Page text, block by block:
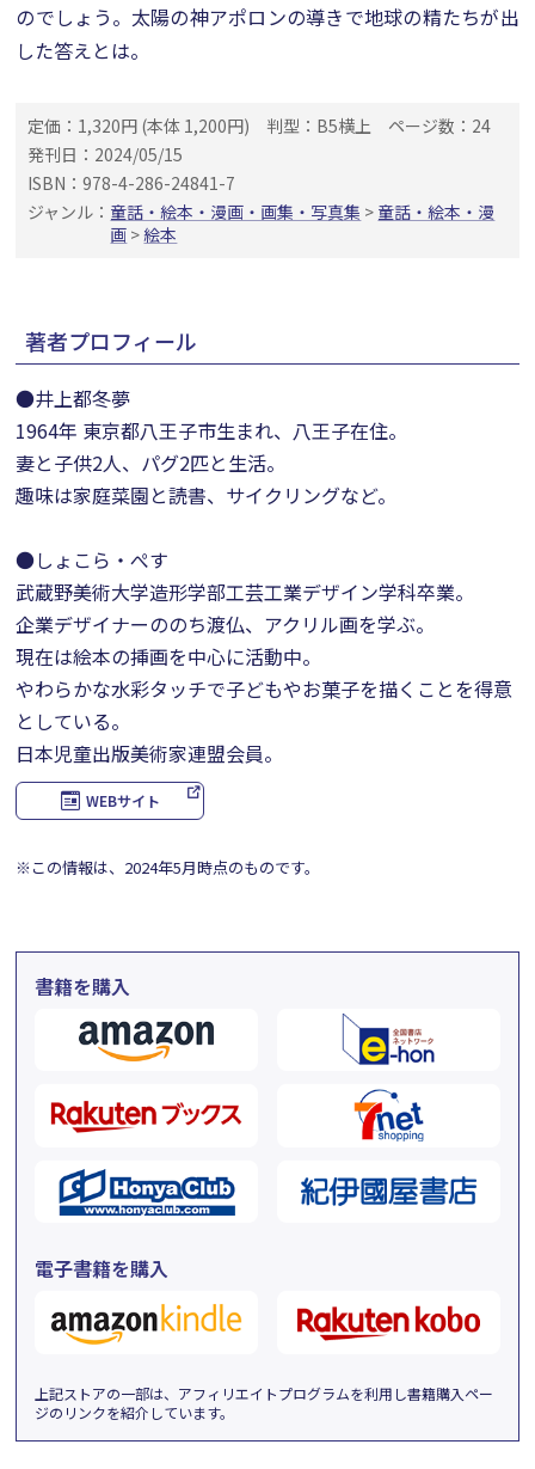
のでしょう。太陽の神アポロンの導きで地球の精たちが出
した答えとは。
定価：1,320円 (本体 1,200円) 判型：B5横上
ページ数：24
発刊日：2024/05/15
ISBN：978-4-286-24841-7
ジャンル： 童話・絵本・漫画・画集・写真集 > 童話・絵本・漫
画 >絵本
著者プロフィール
●井上都冬夢
1964年 東京都八王子市生まれ、八王子在住。
妻と子供2人、パグ2匹と生活。
趣味は家庭菜園と読書、サイクリングなど。
●しょこら・ぺす
武蔵野美術大学造形学部工芸工業デザイン学科卒業。
企業デザイナーののち渡仏、アクリル画を学ぶ。
現在は絵本の挿画を中心に活動中。
やわらかな水彩タッチで子どもやお菓子を描くことを得意
としている。
日本児童出版美術家連盟会員。
WEBサイト
※この情報は、2024年5月時点のものです。
書籍を購入
電子書籍を購入
上記ストアの一部は、アフィリエイトプログラムを利用し書籍購入ペー
ジのリンクを紹介しています。